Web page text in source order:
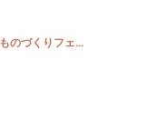
のづくりフェ...